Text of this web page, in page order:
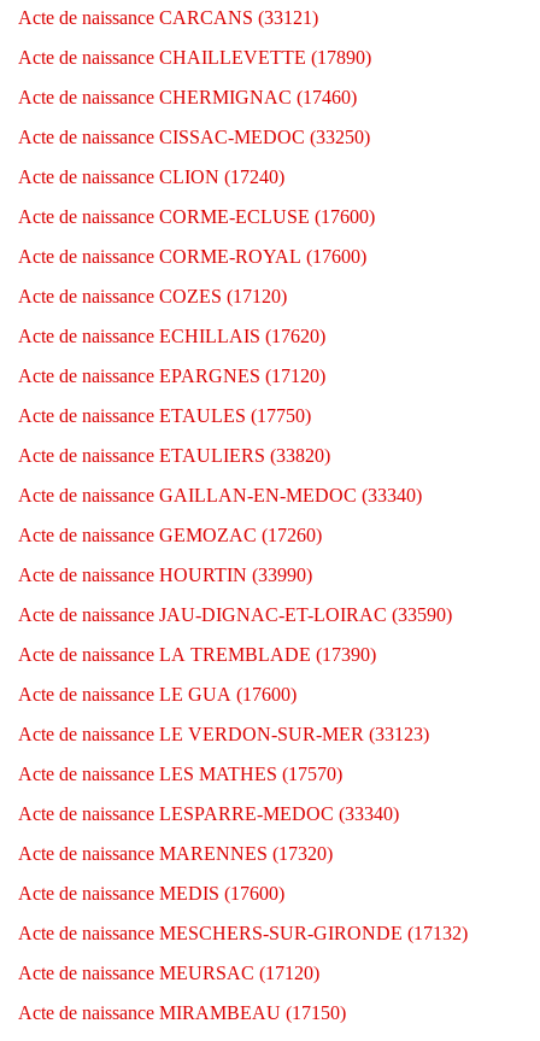
Acte de naissance CARCANS (33121)
Acte de naissance CHAILLEVETTE (17890)
Acte de naissance CHERMIGNAC (17460)
Acte de naissance CISSAC-MEDOC (33250)
Acte de naissance CLION (17240)
Acte de naissance CORME-ECLUSE (17600)
Acte de naissance CORME-ROYAL (17600)
Acte de naissance COZES (17120)
Acte de naissance ECHILLAIS (17620)
Acte de naissance EPARGNES (17120)
Acte de naissance ETAULES (17750)
Acte de naissance ETAULIERS (33820)
Acte de naissance GAILLAN-EN-MEDOC (33340)
Acte de naissance GEMOZAC (17260)
Acte de naissance HOURTIN (33990)
Acte de naissance JAU-DIGNAC-ET-LOIRAC (33590)
Acte de naissance LA TREMBLADE (17390)
Acte de naissance LE GUA (17600)
Acte de naissance LE VERDON-SUR-MER (33123)
Acte de naissance LES MATHES (17570)
Acte de naissance LESPARRE-MEDOC (33340)
Acte de naissance MARENNES (17320)
Acte de naissance MEDIS (17600)
Acte de naissance MESCHERS-SUR-GIRONDE (17132)
Acte de naissance MEURSAC (17120)
Acte de naissance MIRAMBEAU (17150)